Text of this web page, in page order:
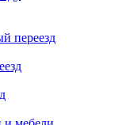
переезд